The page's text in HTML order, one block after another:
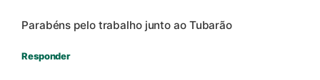
Parabéns pelo trabalho junto ao Tubarão
Responder